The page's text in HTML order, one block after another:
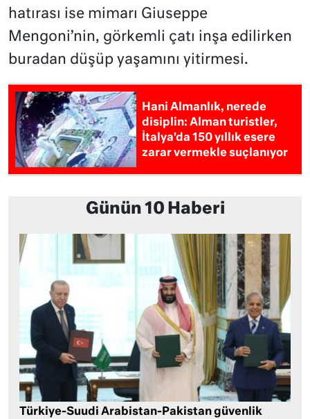
hatırası ise mimarı Giuseppe
Mengoni’nin, görkemli çatı inşa edilirken
buradan düşüp yaşamını yitirmesi.
Hani Almanlık, nerede
disiplin: Alman turistler,
İtalya’da 150 yıllık esere
zarar vermekle suçlanıyor
Günün 10 Haberi
Türkiye-Suudi Arabistan-Pakistan güvenlik